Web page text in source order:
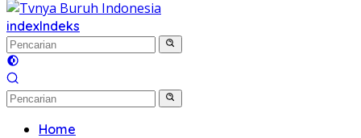
indexIndeks
Home